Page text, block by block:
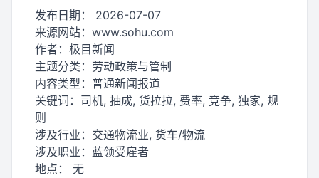
发布日期： 2026-07-07
来源网站： www.sohu.com
作者： 极目新闻
主题分类： 劳动政策与管制
内容类型： 普通新闻报道
关键词： 司机, 抽成, 货拉拉, 费率, 竞争, 独家, 规
则
涉及行业： 交通物流业, 货车/物流
涉及职业： 蓝领受雇者
地点： 无